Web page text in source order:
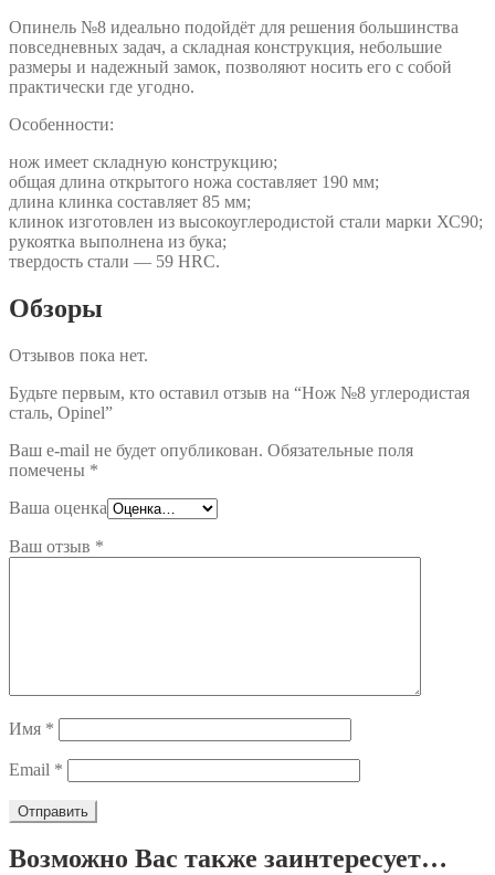
Опинель №8 идеально подойдёт для решения большинства
повседневных задач, а складная конструкция, небольшие
размеры и надежный замок, позволяют носить его с собой
практически где угодно.
Особенности:
нож имеет складную конструкцию;
общая длина открытого ножа составляет 190 мм;
длина клинка составляет 85 мм;
клинок изготовлен из высокоуглеродистой стали марки ХС90;
рукоятка выполнена из бука;
твердость стали — 59 HRC.
Обзоры
Отзывов пока нет.
Будьте первым, кто оставил отзыв на “Нож №8 углеродистая
сталь, Opinel”
Ваш e-mail не будет опубликован. Обязательные поля
помечены *
Ваша оценка
Ваш отзыв *
Имя *
Email *
Возможно Вас также заинтересует…